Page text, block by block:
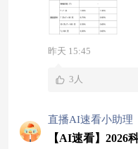
开始重新进入投
度调整？ 要理解
昨天 15:45
3人
直播AI速看小助理
【AI速看】2026